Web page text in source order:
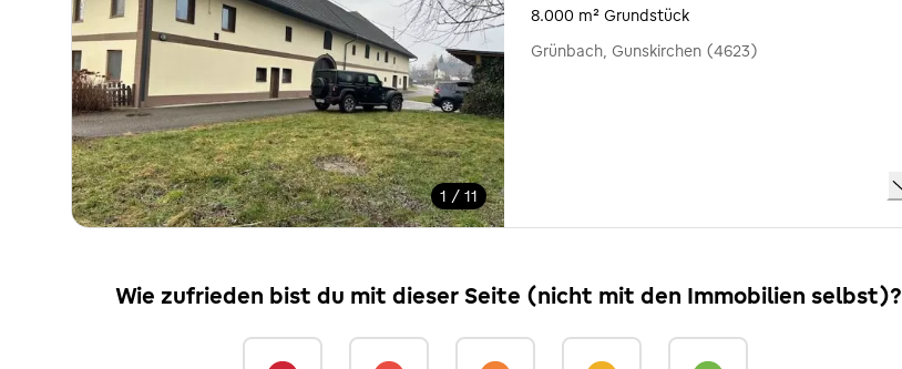
1 / 11
8.000 m² Grundstück
Grünbach, Gunskirchen (4623)
Wie zufrieden bist du mit dieser Seite (nicht mit den Immobilien selbst)?